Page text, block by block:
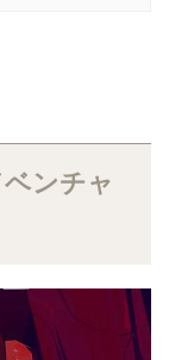
ンチャ